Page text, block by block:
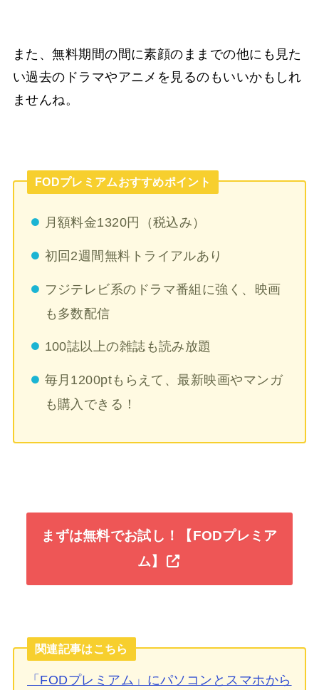
また、無料期間の間に素顔のままでの他にも見た
い過去のドラマやアニメを見るのもいいかもしれ
ませんね。
FODプレミアムおすすめポイント
月額料金1320円（税込み）
初回2週間無料トライアルあり
フジテレビ系のドラマ番組に強く、映画
も多数配信
100誌以上の雑誌も読み放題
毎月1200ptもらえて、最新映画やマンガ
も購入できる！
まずは無料でお試し！【FODプレミア
ム】
関連記事はこちら
「FODプレミアム」にパソコンとスマホから